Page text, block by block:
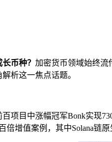
币种？ 加密货币领域始终流
析这一焦点话题。
项目中涨幅冠军Bonk实现
倍增值案例，其中Solana链